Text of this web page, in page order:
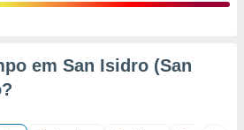
em San Isidro (San
?